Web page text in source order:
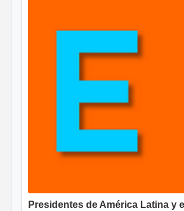
Presidentes de América Latina y